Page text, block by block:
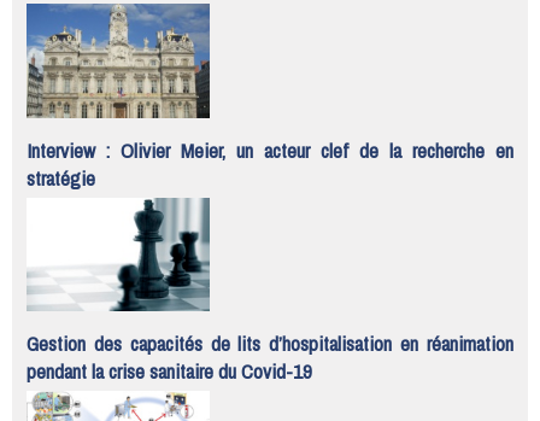
Interview : Olivier Meier, un acteur clef de la recherche en
stratégie
Gestion des capacités de lits d’hospitalisation en réanimation
pendant la crise sanitaire du Covid-19